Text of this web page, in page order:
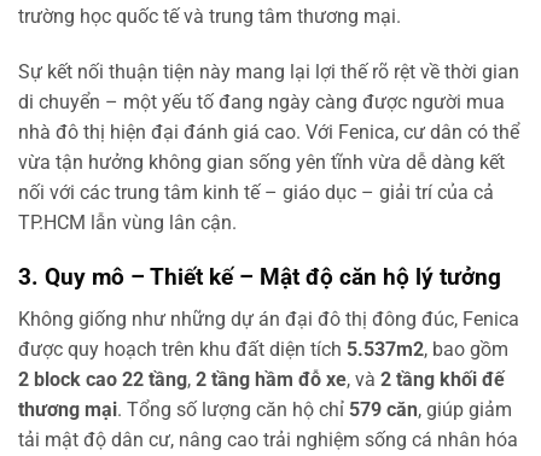
trường học quốc tế và trung tâm thương mại.
Sự kết nối thuận tiện này mang lại lợi thế rõ rệt về thời gian
di chuyển – một yếu tố đang ngày càng được người mua
nhà đô thị hiện đại đánh giá cao. Với Fenica, cư dân có thể
vừa tận hưởng không gian sống yên tĩnh vừa dễ dàng kết
nối với các trung tâm kinh tế – giáo dục – giải trí của cả
TP.HCM lẫn vùng lân cận.
3. Quy mô – Thiết kế – Mật độ căn hộ lý tưởng
Không giống như những dự án đại đô thị đông đúc, Fenica
được quy hoạch trên khu đất diện tích 5.537m2, bao gồm
2 block cao 22 tầng, 2 tầng hầm đỗ xe, và 2 tầng khối đế
thương mại. Tổng số lượng căn hộ chỉ 579 căn, giúp giảm
tải mật độ dân cư, nâng cao trải nghiệm sống cá nhân hóa